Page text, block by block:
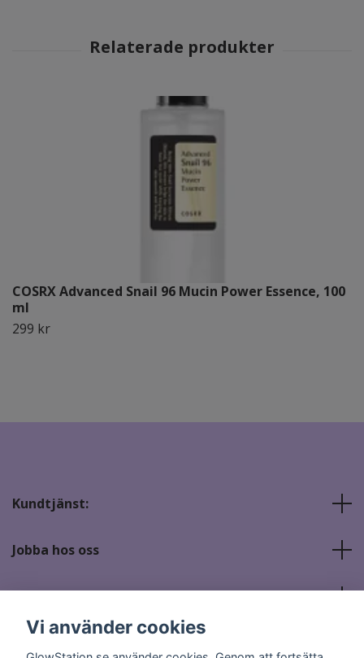
COSRX Advanced Snail 96 Mucin Power Essence, 100
ml
299 kr
Kundtjänst:
Jobba hos oss
Sociala medier
Vi använder cookies